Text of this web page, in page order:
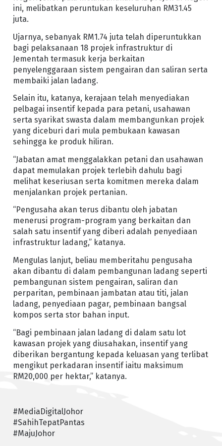
ini, melibatkan peruntukan keseluruhan RM31.45
juta.
Ujarnya, sebanyak RM1.74 juta telah diperuntukkan
bagi pelaksanaan 18 projek infrastruktur di
Jementah termasuk kerja berkaitan
penyelenggaraan sistem pengairan dan saliran serta
membaiki jalan ladang.
Selain itu, katanya, kerajaan telah menyediakan
pelbagai insentif kepada para petani, usahawan
serta syarikat swasta dalam membangunkan projek
yang diceburi dari mula pembukaan kawasan
sehingga ke produk hiliran.
“Jabatan amat menggalakkan petani dan usahawan
dapat memulakan projek terlebih dahulu bagi
melihat keseriusan serta komitmen mereka dalam
menjalankan projek pertanian.
“Pengusaha akan terus dibantu oleh jabatan
menerusi program-program yang berkaitan dan
salah satu insentif yang diberi adalah penyediaan
infrastruktur ladang,” katanya.
Mengulas lanjut, beliau memberitahu pengusaha
akan dibantu di dalam pembangunan ladang seperti
pembangunan sistem pengairan, saliran dan
perparitan, pembinaan jambatan atau titi, jalan
ladang, penyediaan pagar, pembinaan bangsal
kompos serta stor bahan input.
“Bagi pembinaan jalan ladang di dalam satu lot
kawasan projek yang diusahakan, insentif yang
diberikan bergantung kepada keluasan yang terlibat
mengikut perkadaran insentif iaitu maksimum
RM20,000 per hektar,” katanya.
#MediaDigitalJohor
#SahihTepatPantas
#MajuJohor